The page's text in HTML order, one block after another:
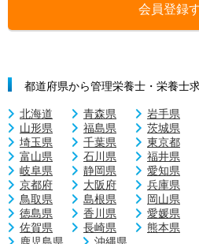
会員登録
都道府県から管理栄養士・栄養士
北海道 青森県 岩手県
山形県
福島県 茨城県
埼玉県
千葉県 東京都
富山県
石川県 福井県
岐阜県
静岡県 愛知県
京都府
大阪府 兵庫県
鳥取県
島根県 岡山県
徳島県
香川県 愛媛県
佐賀県
長崎県 熊本県